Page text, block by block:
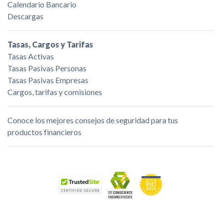
Calendario Bancario
Descargas
Tasas, Cargos y Tarifas
Tasas Activas
Tasas Pasivas Personas
Tasas Pasivas Empresas
Cargos, tarifas y comisiones
Conoce los mejores consejos de seguridad para tus
productos financieros